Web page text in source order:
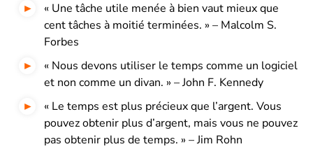
« Une tâche utile menée à bien vaut mieux que
cent tâches à moitié terminées. » – Malcolm S.
Forbes
« Nous devons utiliser le temps comme un logiciel
et non comme un divan. » – John F. Kennedy
« Le temps est plus précieux que l’argent. Vous
pouvez obtenir plus d’argent, mais vous ne pouvez
pas obtenir plus de temps. » – Jim Rohn